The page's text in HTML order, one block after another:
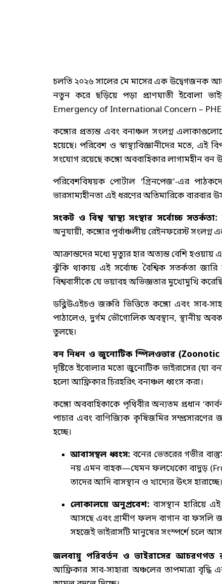
চলতি ২০২৬ সালের মে মাসের এক উদ্বেগজনক
নতুন করে ছড়িয়ে পড়া প্রাণঘাতী ইবোলা
Emergency of International Concern – PHEIC)
কঙ্গোর প্রত্যন্ত এবং বনাঞ্চল সংলগ্ন
হয়েছে। পরিবেশ ও স্বাস্থ্যবিজ্ঞানীদের মতে,
সংযোগ রয়েছে কঙ্গো অববাহিকার লাগামহীন বন
পরিবেশবিষয়ক পোর্টাল ‘গ্রিনপেজ’-এর
ভারসাম্যহীনতা এই ধরণের অতিমারিকে বারবার
সংকট ও বিশ্ব স্বাস্থ্য সংস্থার সর্বোচ্চ সতর্কতা:
অনুযায়ী, কঙ্গোর পূর্বাঞ্চলীয় রেইনফরেস্ট সংলগ্ন
আক্রান্তদের মধ্যে মৃত্যুর হার অত্যন্ত বেশি হওয়ায়
ঝুঁকি থাকায় এই সর্বোচ্চ বৈশ্বিক সতর্কতা
বিশ্ববাসীকে যে ভয়াবহ অভিজ্ঞতার মুখোমুখি
ডব্লিউএইচও জরুরি ভিত্তিতে কঙ্গো এবং সাব-
পাঠালেও, দুর্গম ভৌগোলিক অবস্থান, স্থানীয়
তুলছে।
বন নিধন ও জুনোটিক স্পিলওভার (Zoonotic
দৃষ্টিতে ইবোলার মতো জুনোটিক ভাইরাসের (যা
হলো আফ্রিকার চিরহরিৎ বনাঞ্চল ধ্বংস করা।
কঙ্গো অববাহিকাকে পৃথিবীর অন্যতম প্রধান
পাচার এবং বাণিজ্যিক কৃষিজমির সম্প্রসারণের
হচ্ছে।
আবাসস্থল ধ্বংস: বনের ভেতরের গভীর
নয় এমন বাহক—যেমন ফলখেকো বাদুড় (Fruit
তাদের আদি বাসস্থান ও খাদ্যের উৎস হারাচ্ছে।
লোকালয়ে অনুপ্রবেশ: বাসস্থান হারিয়ে
আসছে এবং গ্রামীণ ফলদ বাগান বা ফসলি
সহজেই ভাইরাসটি মানুষের সংস্পর্শে চলে
জলবায়ু পরিবর্তন ও ভাইরাসের আচরণগত
আফ্রিকার সাব-সাহারা অঞ্চলের তাপমাত্রা